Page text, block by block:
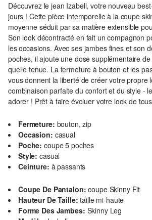
Découvrez le jean Izabell, votre nouveau
jours ! Cette pièce intemporelle à la coupe
moyenne séduit par sa matière extensible
Son look décontracté en fait un compagnon
les occasions. Avec ses jambes fines et son
poches, il ajoute une dose supplémentaire
quelle tenue. La fermeture à bouton et les
vous donnent la liberté de créer votre propre
combinaison parfaite du confort et du style -
adorer ! Prêt à faire évoluer votre look de
Fermeture: bouton, zip
Occasion: casual
Poche: coupe 5 poches
Style: casual
Ceinture: à passants
Coupe De Pantalon: coupe Skinny Fit
Hauteur De Taille: taille mi-haute
Forme Des Jambes: Skinny Leg